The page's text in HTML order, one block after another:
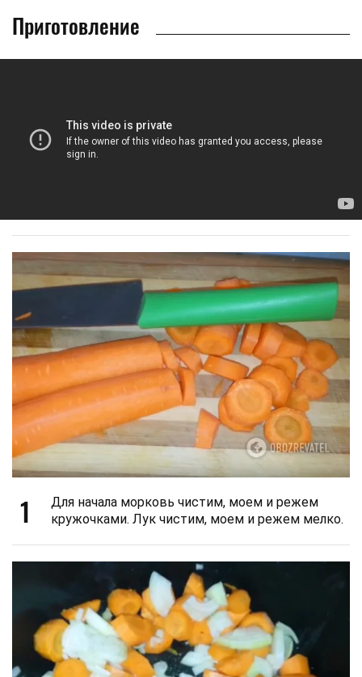
Приготовление
1
Для начала морковь чистим, моем и режем
кружочками. Лук чистим, моем и режем мелко.